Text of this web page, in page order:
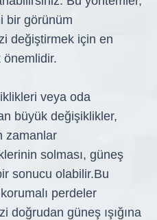
bir görünüm
değiştirmek için en
önemlidir.
veya oda
büyük değişiklikler,
zamanlar
solması, güneş
sonucu olabilir.Bu
perdeler
doğrudan güneş ışığına